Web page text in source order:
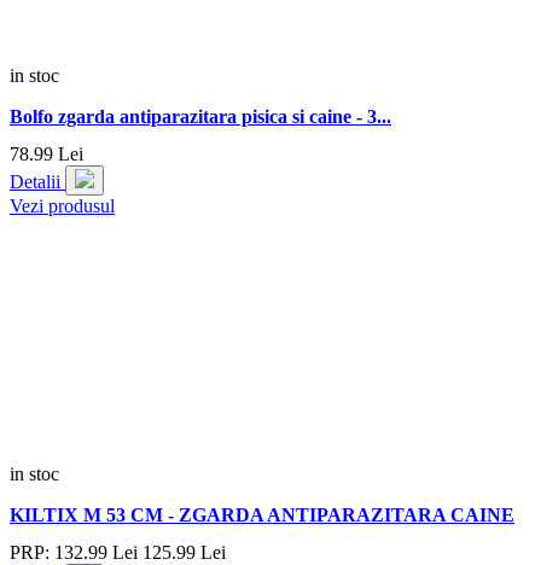
in stoc
Bolfo zgarda antiparazitara pisica si caine - 3...
78.99 Lei
Detalii
Vezi produsul
in stoc
KILTIX M 53 CM - ZGARDA ANTIPARAZITARA CAINE
PRP: 132.99 Lei 125.99 Lei